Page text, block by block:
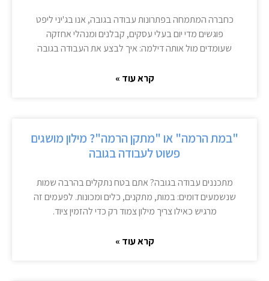
כחברה המתמחה בפתרונות עבודה בגובה, אנו בג'יני ליפט
פוגשים מדי יום בעלי עסקים, קבלנים ומנהלי אחזקה
שעומדים מול אותה דילמה: איך לבצע את העבודה בגובה
קרא עוד »
"במת הרמה" או "מתקן הרמה"? מילון מושגים
פשוט לעבודה בגובה
מתכננים עבודה בגובה? אתם בטח נתקלים בהרבה שמות
שנשמעים דומים: במות, מתקנים, כלים ומכונות. לפעמים זה
מרגיש כאילו צריך מילון צמוד רק כדי להזמין ציוד.
קרא עוד »